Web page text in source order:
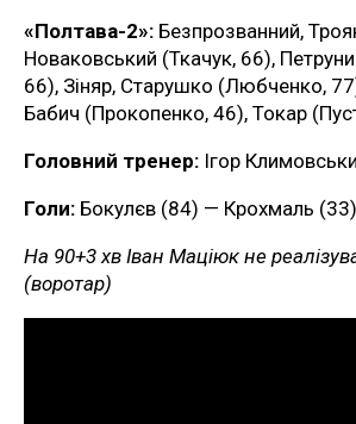
«Полтава-2»: Безпрозванний,
Новаковський (Ткачук, 66),
66), Зіняр, Старушко (Любченко,
Бабич (Прокопенко, 46), Токар
Головний тренер: Ігор
Голи: Бокулєв (84) — Крохмаль
На 90+3 хв Іван Маціюк не
(воротар)